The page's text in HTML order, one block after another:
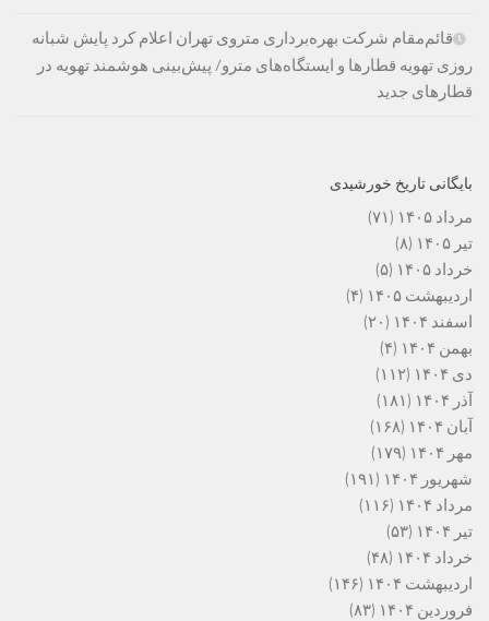
قائم‌مقام شرکت بهره‌برداری متروی تهران اعلام کرد پایش شبانه
روزی تهویه قطارها و ایستگاه‌های مترو/ پیش‌بینی هوشمند تهویه در
قطارهای جدید
بایگانی تاریخ خورشیدی
مرداد ۱۴۰۵
(۷۱)
تیر ۱۴۰۵
(۸)
خرداد ۱۴۰۵
(۵)
اردیبهشت ۱۴۰۵
(۴)
اسفند ۱۴۰۴
(۲۰)
بهمن ۱۴۰۴
(۴)
دی ۱۴۰۴
(۱۱۲)
آذر ۱۴۰۴
(۱۸۱)
آبان ۱۴۰۴
(۱۶۸)
مهر ۱۴۰۴
(۱۷۹)
شهریور ۱۴۰۴
(۱۹۱)
مرداد ۱۴۰۴
(۱۱۶)
تیر ۱۴۰۴
(۵۳)
خرداد ۱۴۰۴
(۴۸)
اردیبهشت ۱۴۰۴
(۱۴۶)
فروردین ۱۴۰۴
(۸۳)